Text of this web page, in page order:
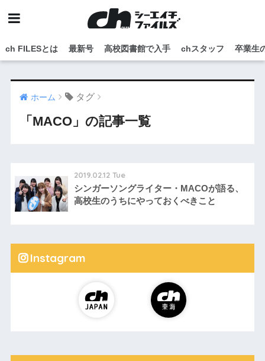
ch FILESとは 最新号 高校図書館で入手 chスタッフ 卒業生
ホーム タグ
「MACO」の記事一覧
2019.02.12 Tue
シンガーソングライター・MACOが語る、
高校生のうちにやっておくべきこと
Instagram